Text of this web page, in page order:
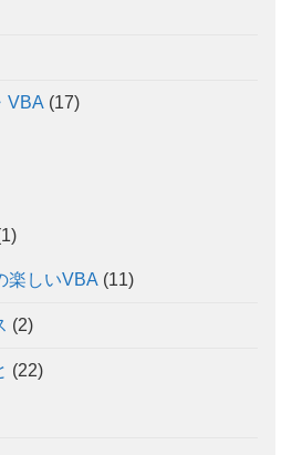
VBA (17)
楽しいVBA (11)
(2)
(22)